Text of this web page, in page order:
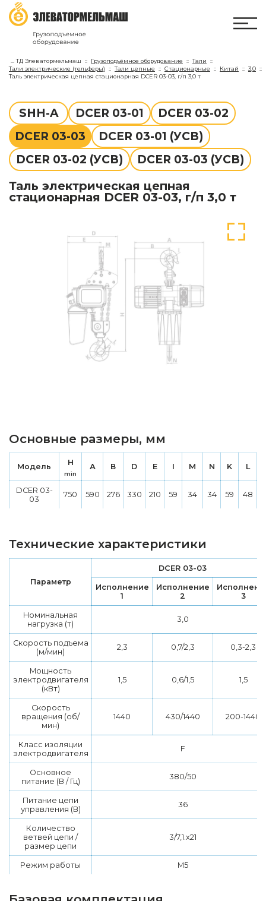
...ТД Элеватормельмаш Грузоподъёмное оборудование
Тали
Тали электрические (тельферы)
Тали цепные Стационарные Китай
3,0
Таль электрическая цепная стационарная DCER 03-03, г/п 3,0 т
SHH-A DCER 03-01
DCER 03-02
DCER 03-03
DCER 03-01 (УСВ)
DCER 03-02 (УСВ)
DCER 03-03 (УСВ)
Таль электрическая цепная
стационарная DCER 03-03, г/п 3,0 т
Основные размеры, мм
Модель Н
min
А В D E I M N K L
DCER 03-
03
750 590 276 330 210 59 34 34 59 48
Технические характеристики
Параметр
DCER 03-03
Исполнение
1
Исполнение
2
3
Номинальная
нагрузка (т)
3,0
Скорость подъема
(м/мин)
2,3 0,7/2,3 0,3-2,3
Мощность
электродвигателя
(кВт)
1,5 0,6/1,5 1,5
Скорость
вращения (об/
мин)
1440 430/1440 200-1440
Класс изоляции
электродвигателя
F
Основное
питание (В / Гц)
380/50
Питание цепи
управления (В)
36
Количество
ветвей цепи /
размер цепи
3/7,1.х21
Режим работы М5